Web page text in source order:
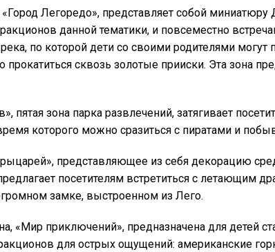
Легоредо», представляет собой миниатюру
данной тематики, и повсеместно
по которой дети со своими родителями могут
сквозь золотые прииски. Эта зона
пятая зона парка развлечений, затягивает
которого можно сразиться с пиратами и
представляющее из себя декорацию
посетителям встретиться с летающим
замке, выстроенном из Лего.
«Мир приключений», предназначена для детей
для острых ощущений: американские